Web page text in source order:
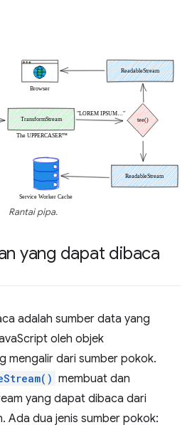
Rantai pipa.
yang dapat dibaca
adalah sumber data yang
oleh objek
mengalir dari sumber pokok.
membuat dan
yang dapat dibaca dari
Ada dua jenis sumber pokok: